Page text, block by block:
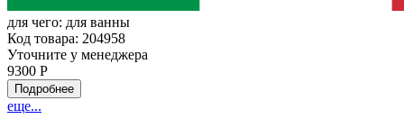
для чего: для ванны
Код товара: 204958
Уточните у менеджера
9300 Р
Подробнее
еще...